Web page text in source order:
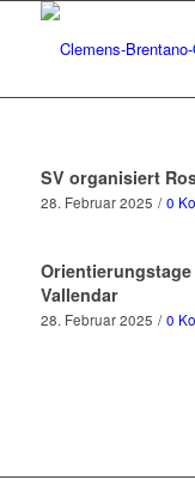
SV organisiert
28. Februar 2025 / 0
Vallendar
28. Februar 2025 / 0